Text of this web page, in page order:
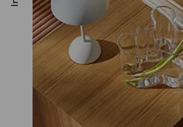
Digitaalinen osoite
consumercare.finland@fiskars.com
Fiskars, Fiskars x Iittala, sakset, koti,
iittala, taika, Haapaniemi